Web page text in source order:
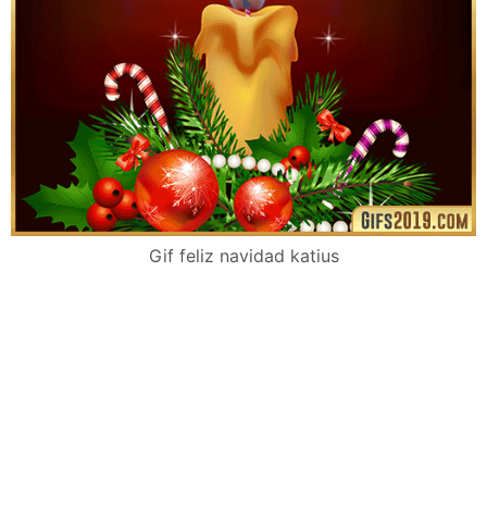
Gif feliz navidad katius